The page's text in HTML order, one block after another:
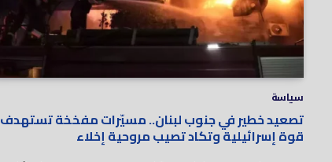
سياسة
تصعيد خطير في جنوب لبنان.. مسيّرات مفخخة تستهدف
قوة إسرائيلية وتكاد تصيب مروحية إخلاء